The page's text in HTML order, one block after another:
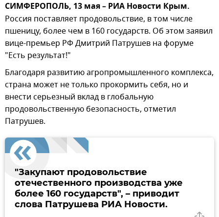
СИМФЕРОПОЛЬ, 13 мая – РИА Новости Крым.
Россия поставляет продовольствие, в том числе
пшеницу, более чем в 160 государств. Об этом заявил
вице-премьер РФ Дмитрий Патрушев на форуме
"Есть результат!"
Благодаря развитию агропромышленного комплекса,
страна может не только прокормить себя, но и
внести серьезный вклад в глобальную
продовольственную безопасность, отметил
Патрушев.
"Закупают продовольствие
отечественного производства уже
более 160 государств", – приводит
слова Патрушева РИА Новости.